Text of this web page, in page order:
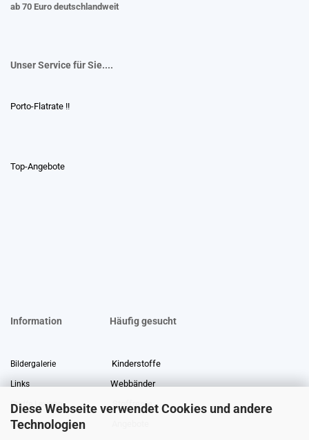
Diese Webseite verwendet Cookies und andere
Technologien
ab 70 Euro deutschlandweit
Unser Service für Sie....
Porto-Flatrate !!
Top-Angebote
Information Häufig gesucht
Bildergalerie Kinderstoffe
Links Webbänder
Stoffe Lexikon Stoffreste
Über uns